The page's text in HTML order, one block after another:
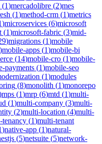
(1)mercadolibre (2)mes
(1)method-crm (1)metrics
)microservices (6)microsoft
(1)microsoft-fabric (3)mid-
)migrations (1)mobile
)mobile-apps (1)mobile-bi
(14)mobile-cro (1)mobile-
payments (1)mobile-seo
(1)modules
(8)monolith (1)monorepo
mps (1)mrp (6)mtd (1)multi-
(1)multi-company (3)multi-
(2)multi-location (4)multi-
tenancy (1)multi-tenant
)native-app (1)natural-
(5)netsuite (5)network-